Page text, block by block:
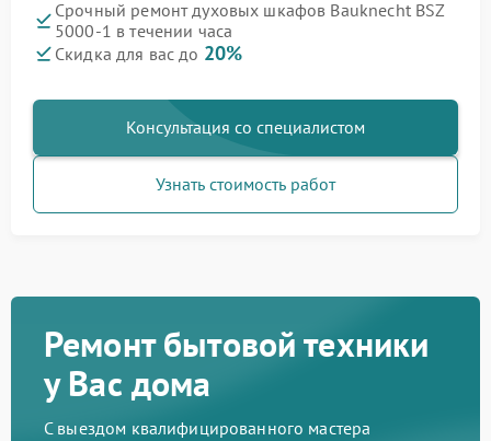
Срочный ремонт духовых шкафов Bauknecht BSZ
5000-1 в течении часа
Скидка для вас до 20%
Консультация со специалистом
Узнать стоимость работ
Ремонт бытовой техники
у Вас дома
С выездом квалифицированного мастера